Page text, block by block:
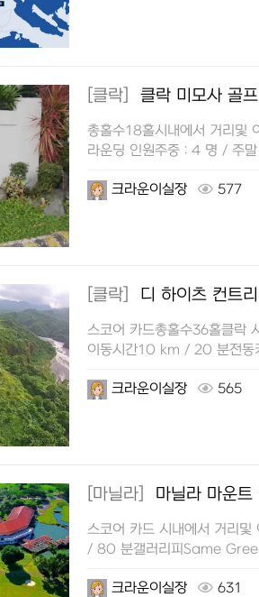
[클락] 클락 미모사 골
총홀수18홀시내에서 거리
라운딩 인원주중 : 4 명 / 주
크라운이실장 577
[클락] 디 하이츠 컨트
스코어 카드총홀수36홀클락
이동시간10 km / 20 분전동
크라운이실장
565
[마닐라] 마닐라 마운
스코어 카드 시내에서 거리
/ 80 분갤러리피Same
크라운이실장 631